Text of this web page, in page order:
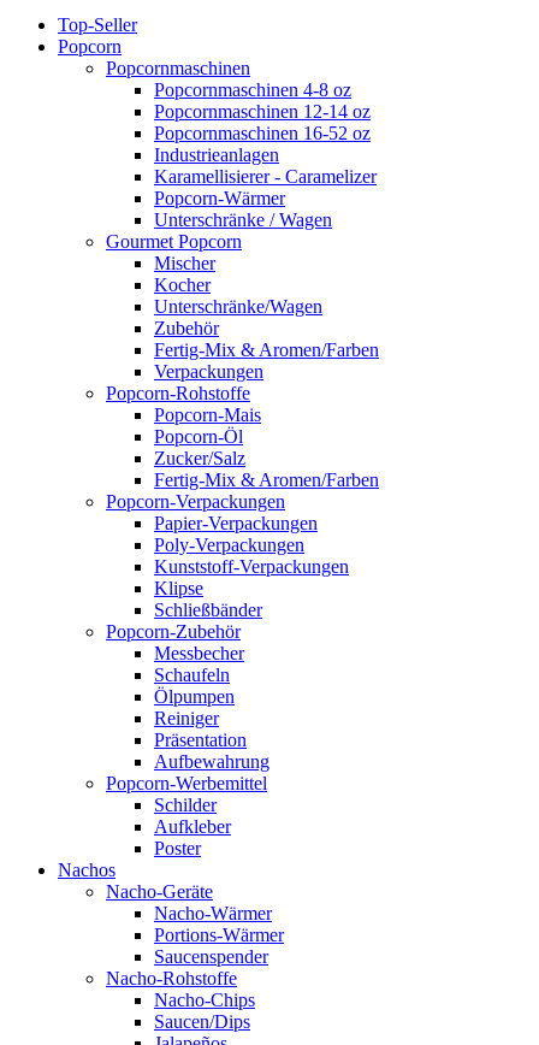
Top-Seller
Popcorn
Popcornmaschinen
Popcornmaschinen 4-8 oz
Popcornmaschinen 12-14 oz
Popcornmaschinen 16-52 oz
Industrieanlagen
Karamellisierer - Caramelizer
Popcorn-Wärmer
Unterschränke / Wagen
Gourmet Popcorn
Mischer
Kocher
Unterschränke/Wagen
Zubehör
Fertig-Mix & Aromen/Farben
Verpackungen
Popcorn-Rohstoffe
Popcorn-Mais
Popcorn-Öl
Zucker/Salz
Fertig-Mix & Aromen/Farben
Popcorn-Verpackungen
Papier-Verpackungen
Poly-Verpackungen
Kunststoff-Verpackungen
Klipse
Schließbänder
Popcorn-Zubehör
Messbecher
Schaufeln
Ölpumpen
Reiniger
Präsentation
Aufbewahrung
Popcorn-Werbemittel
Schilder
Aufkleber
Poster
Nachos
Nacho-Geräte
Nacho-Wärmer
Portions-Wärmer
Saucenspender
Nacho-Rohstoffe
Nacho-Chips
Saucen/Dips